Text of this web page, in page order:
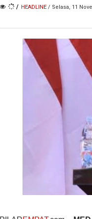
/ HEADLINE / Selasa, 11